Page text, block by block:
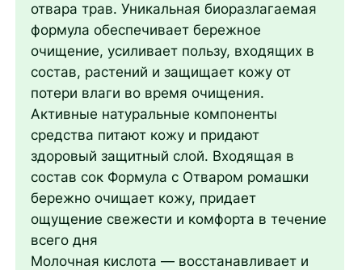
отвара трав. Уникальная биоразлагаемая
формула обеспечивает бережное
очищение, усиливает пользу, входящих в
состав, растений и защищает кожу от
потери влаги во время очищения.
Активные натуральные компоненты
средства питают кожу и придают
здоровый защитный слой. Входящая в
состав сок Формула с Отваром ромашки
бережно очищает кожу, придает
ощущение свежести и комфорта в течение
всего дня
Молочная кислота — восстанавливает и